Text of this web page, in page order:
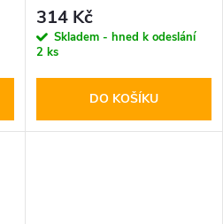
314 Kč
Skladem - hned k odeslání
2 ks
DO KOŠÍKU